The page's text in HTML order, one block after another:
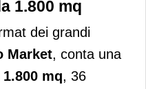
1.800 mq
dei grandi
Market, conta una
mq, 36